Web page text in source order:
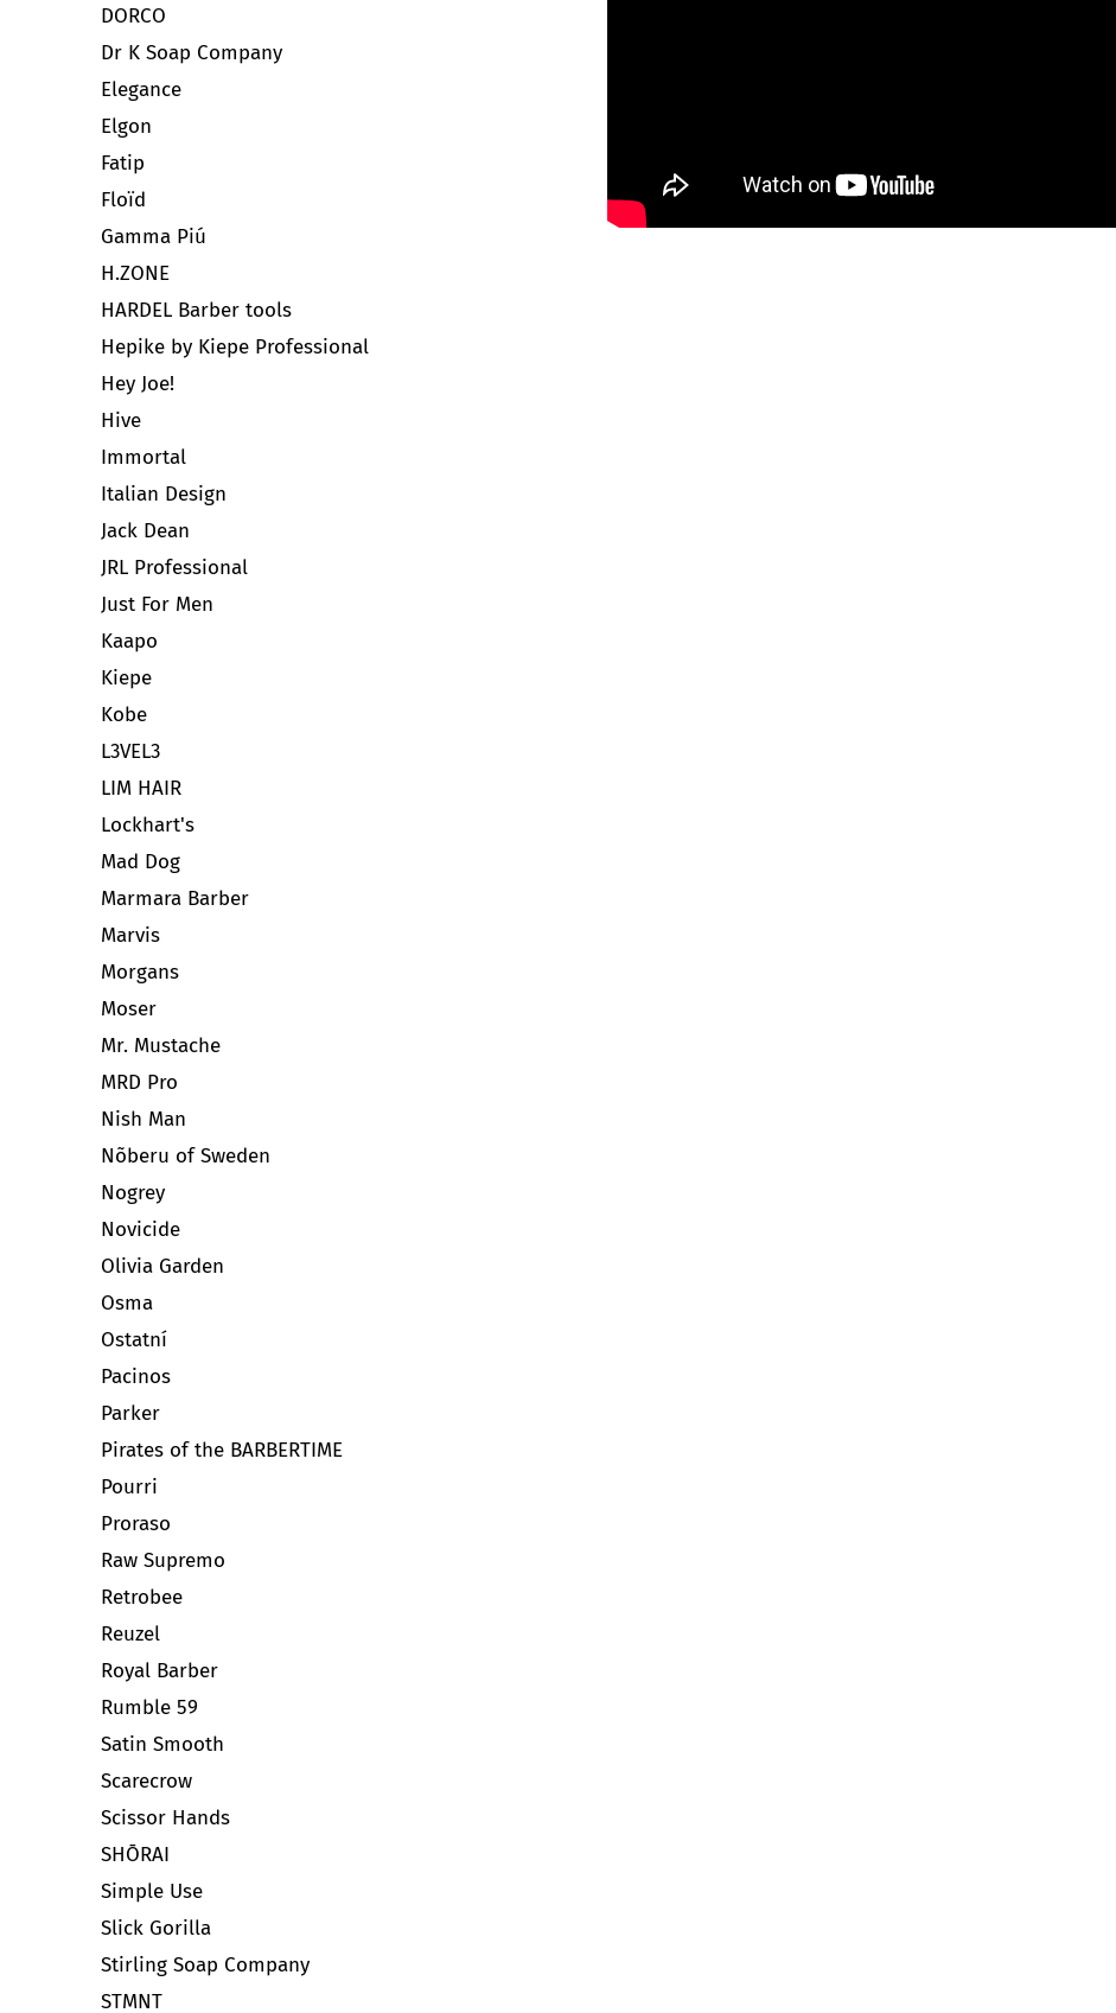
DORCO
Dr K Soap Company
Elegance
Elgon
Fatip
Floïd
Gamma Piú
H.ZONE
HARDEL Barber tools
Hepike by Kiepe Professional
Hey Joe!
Hive
Immortal
Italian Design
Jack Dean
JRL Professional
Just For Men
Kaapo
Kiepe
Kobe
L3VEL3
LIM HAIR
Lockhart's
Mad Dog
Marmara Barber
Marvis
Morgans
Moser
Mr. Mustache
MRD Pro
Nish Man
Nõberu of Sweden
Nogrey
Novicide
Olivia Garden
Osma
Ostatní
Pacinos
Parker
Pirates of the BARBERTIME
Pourri
Proraso
Raw Supremo
Retrobee
Reuzel
Royal Barber
Rumble 59
Satin Smooth
Scarecrow
Scissor Hands
SHŌRAI
Simple Use
Slick Gorilla
Stirling Soap Company
STMNT